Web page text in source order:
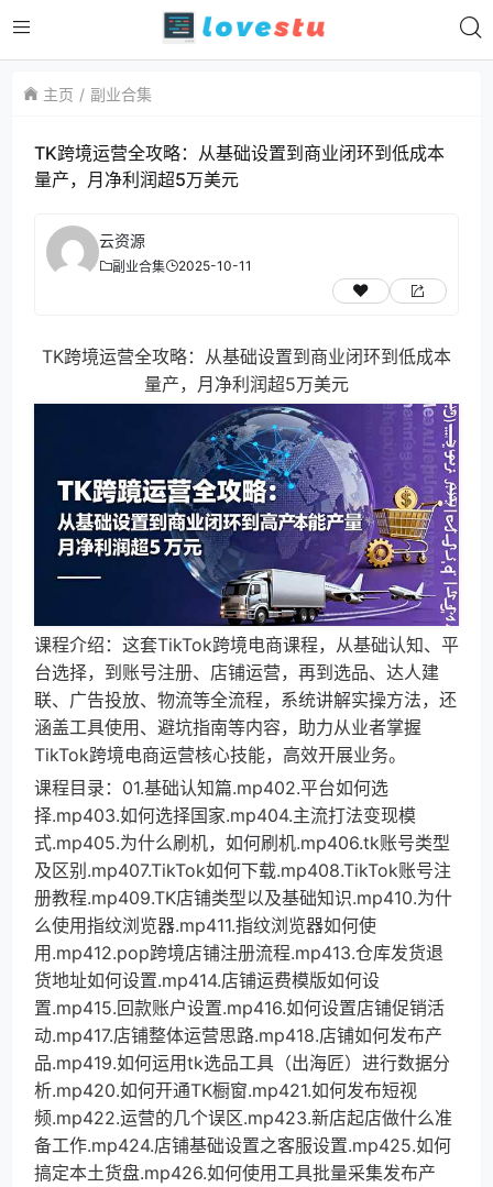
主页 副业合集
TK跨境运营全攻略：从基础设置到商业闭环到低成本
量产，月净利润超5万美元
云资源
副业合集 2025-10-11
TK跨境运营全攻略：从基础设置到商业闭环到低成本
量产，月净利润超5万美元
课程介绍：这套TikTok跨境电商课程，从基础认知、平
台选择，到账号注册、店铺运营，再到选品、达人建
联、广告投放、物流等全流程，系统讲解实操方法，还
涵盖工具使用、避坑指南等内容，助力从业者掌握
TikTok跨境电商运营核心技能，高效开展业务。
课程目录：01.基础认知篇.mp402.平台如何选
择.mp403.如何选择国家.mp404.主流打法变现模
式.mp405.为什么刷机，如何刷机.mp406.tk账号类型
及区别.mp407.TikTok如何下载.mp408.TikTok账号注
册教程.mp409.TK店铺类型以及基础知识.mp410.为什
么使用指纹浏览器.mp411.指纹浏览器如何使
用.mp412.pop跨境店铺注册流程.mp413.仓库发货退
货地址如何设置.mp414.店铺运费模版如何设
置.mp415.回款账户设置.mp416.如何设置店铺促销活
动.mp417.店铺整体运营思路.mp418.店铺如何发布产
品.mp419.如何运用tk选品工具（出海匠）进行数据分
析.mp420.如何开通TK橱窗.mp421.如何发布短视
频.mp422.运营的几个误区.mp423.新店起店做什么准
备工作.mp424.店铺基础设置之客服设置.mp425.如何
搞定本土货盘.mp426.如何使用工具批量采集发布产